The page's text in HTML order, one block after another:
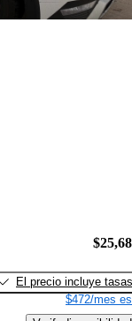
El precio incluye tasas
$472/mes